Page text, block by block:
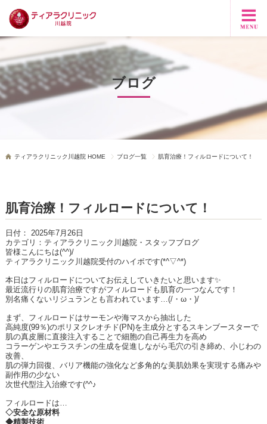
ブログ
ティアラクリニック川越院 HOME ブログ一覧 肌育治療！フィルロードについて！
肌育治療！フィルロードについて！
日付： 2025年7月26日
カテゴリ： ティアラクリニック川越院・スタッフブログ
皆様こんにちは(^^)/
ティアラクリニック川越院受付のハイボです(*^▽^*)
本日はフィルロードについてお伝えしていきたいと思います✨
最近流行りの肌育治療ですがフィルロードも肌育の一つなんです！
別名痛くないリジュランとも言われています…(/・ω・ )/
まず、フィルロードはサーモンや海マスから抽出した
高純度(99％)のポリヌクレオチド(PN)を主成分とするスキンブースターで
肌の真皮層に直接注入することで細胞の自己再生力を高め
コラーゲンやエラスチンの生成を促進しながら毛穴の引き締め、小じわの
改善、
肌の弾力回復、バリア機能の強化など多角的な美肌効果を実現する痛みや
副作用の少ない
次世代型注入治療です(^^♪
フィルロードは…
◇安全な原材料
◆精製技術